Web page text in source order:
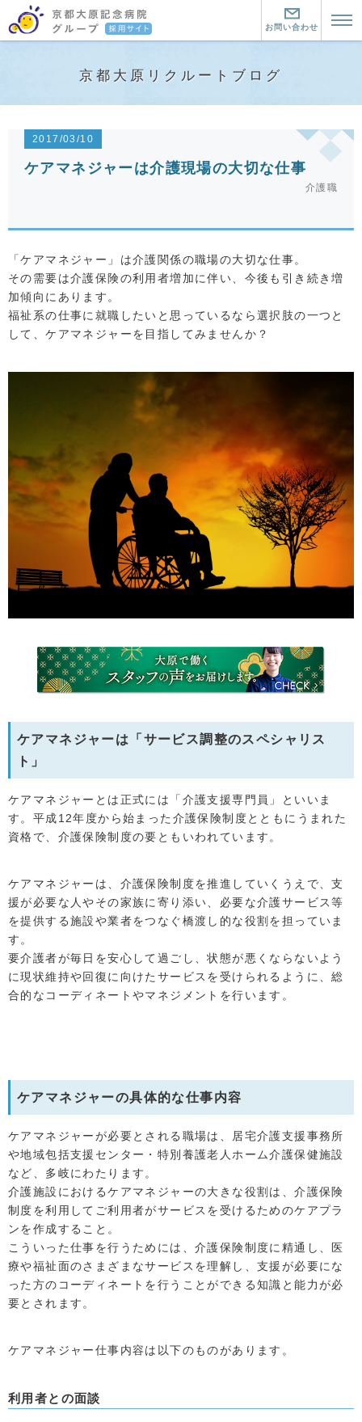
お問い合わせ
京都大原記念病院グループの魅力
暮らす町について
暮らす町について
働く環境について
看護師
大原の看護師の仕事
看護教育
介護職
介護職
介護職２つの道と教育制度
大原の介護職の仕事
セラピスト
セラピスト
大原のセラピストの仕事
お問い合わせ・資料請求
中途採用はこちら
アクセス
オフィシャルサイトへ
京都大原リクルートブログ
2017/03/10
ケアマネジャーは介護現場の大切な仕事
介護職
「ケアマネジャー」は介護関係の職場の大切な仕事。
その需要は介護保険の利用者増加に伴い、今後も引き続き増
加傾向にあります。
福祉系の仕事に就職したいと思っているなら選択肢の一つと
して、ケアマネジャーを目指してみませんか？
ケアマネジャーは「サービス調整のスペシャリス
ト」
ケアマネジャーとは正式には「介護支援専門員」といいま
す。平成12年度から始まった介護保険制度とともにうまれた
資格で、介護保険制度の要ともいわれています。
ケアマネジャーは、介護保険制度を推進していくうえで、支
援が必要な人やその家族に寄り添い、必要な介護サービス等
を提供する施設や業者をつなぐ橋渡し的な役割を担っていま
す。
要介護者が毎日を安心して過ごし、状態が悪くならないよう
に現状維持や回復に向けたサービスを受けられるように、総
合的なコーディネートやマネジメントを行います。
ケアマネジャーの具体的な仕事内容
ケアマネジャーが必要とされる職場は、居宅介護支援事務所
や地域包括支援センター・特別養護老人ホーム介護保健施設
など、多岐にわたります。
介護施設におけるケアマネジャーの大きな役割は、介護保険
制度を利用してご利用者がサービスを受けるためのケアプラ
ンを作成すること。
こういった仕事を行うためには、介護保険制度に精通し、医
療や福祉面のさまざまなサービスを理解し、支援が必要にな
った方のコーディネートを行うことができる知識と能力が必
要とされます。
ケアマネジャー仕事内容は以下のものがあります。
利用者との面談